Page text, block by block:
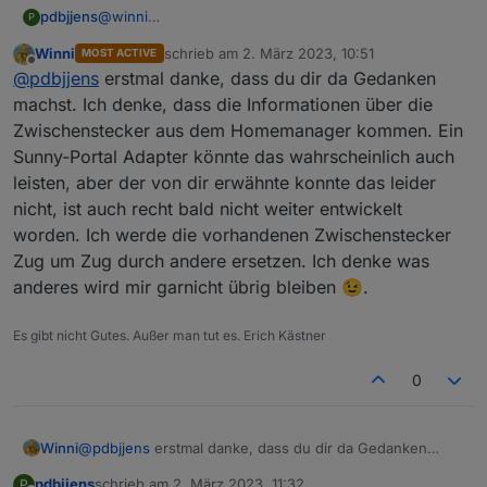
alten abgelöst hat und bei dem diese Dosen nicht mehr
unterstützt werden.
P pdbjjens@winni
wohl mittlerweile obsolet. Und ob der die
Steckdosendaten unterstützt hat, weiß ich nicht.
Stelle Deine ursprüngliche Frage doch mal im Forum
https://forum.iobroker.net/topic/1100/sma-
wechselrichterVielleicht hat dort jemand eine Idee.
Offline
Winni MOST ACTIVE schrieb am 2. März 2023, 10:51
zuletzt editiert von
@pdbjjens erstmal danke, dass du dir da Gedanken
machst. Ich denke, dass die Informationen über die
Zwischenstecker aus dem Homemanager kommen. Ein
Sunny-Portal Adapter könnte das wahrscheinlich auch
leisten, aber der von dir erwähnte konnte das leider
nicht, ist auch recht bald nicht weiter entwickelt
worden. Ich werde die vorhandenen Zwischenstecker
Zug um Zug durch andere ersetzen. Ich denke was
anderes wird mir garnicht übrig bleiben 😉.
Es gibt nicht Gutes. Außer man tut es. Erich Kästner
0
Winni@pdbjjens erstmal danke, dass du dir da Gedanken